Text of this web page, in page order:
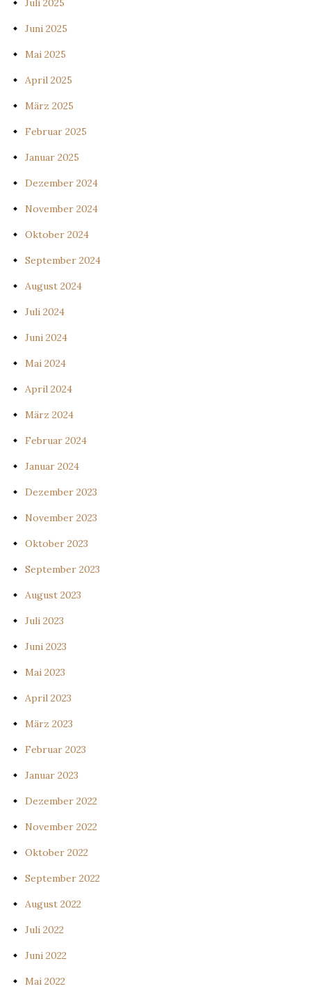
Juli 2025
Juni 2025
Mai 2025
April 2025
März 2025
Februar 2025
Januar 2025
Dezember 2024
November 2024
Oktober 2024
September 2024
August 2024
Juli 2024
Juni 2024
Mai 2024
April 2024
März 2024
Februar 2024
Januar 2024
Dezember 2023
November 2023
Oktober 2023
September 2023
August 2023
Juli 2023
Juni 2023
Mai 2023
April 2023
März 2023
Februar 2023
Januar 2023
Dezember 2022
November 2022
Oktober 2022
September 2022
August 2022
Juli 2022
Juni 2022
Mai 2022